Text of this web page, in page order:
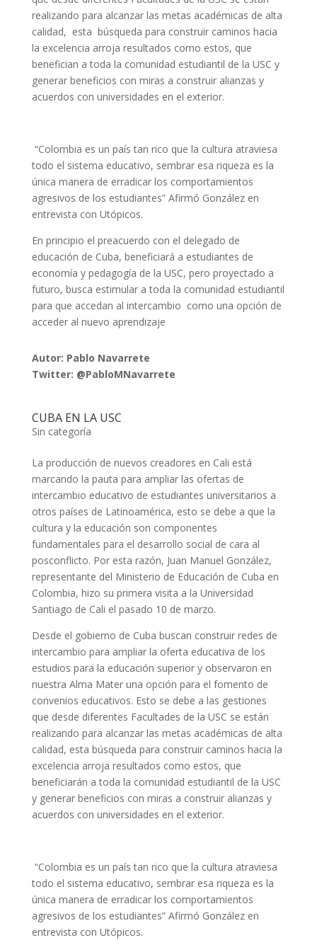
realizando para alcanzar las metas académicas de alta
calidad, esta búsqueda para construir caminos hacia
la excelencia arroja resultados como estos, que
benefician a toda la comunidad estudiantil de la USC y
generar beneficios con miras a construir alianzas y
acuerdos con universidades en el exterior.
“Colombia es un país tan rico que la cultura atraviesa
todo el sistema educativo, sembrar esa riqueza es la
única manera de erradicar los comportamientos
agresivos de los estudiantes” Afirmó González en
entrevista con Utópicos.
En principio el preacuerdo con el delegado de
educación de Cuba, beneficiará a estudiantes de
economía y pedagogía de la USC, pero proyectado a
futuro, busca estimular a toda la comunidad estudiantil
para que accedan al intercambio como una opción de
acceder al nuevo aprendizaje
Autor: Pablo Navarrete
Twitter: @PabloMNavarrete
CUBA EN LA USC
Sin categoría
La producción de nuevos creadores en Cali está
marcando la pauta para ampliar las ofertas de
intercambio educativo de estudiantes universitarios a
otros países de Latinoamérica, esto se debe a que la
cultura y la educación son componentes
fundamentales para el desarrollo social de cara al
posconflicto. Por esta razón, Juan Manuel González,
representante del Ministerio de Educación de Cuba en
Colombia, hizo su primera visita a la Universidad
Santiago de Cali el pasado 10 de marzo.
Desde el gobierno de Cuba buscan construir redes de
intercambio para ampliar la oferta educativa de los
estudios para la educación superior y observaron en
nuestra Alma Mater una opción para el fomento de
convenios educativos. Esto se debe a las gestiones
que desde diferentes Facultades de la USC se están
realizando para alcanzar las metas académicas de alta
calidad, esta búsqueda para construir caminos hacia la
excelencia arroja resultados como estos, que
beneficiarán a toda la comunidad estudiantil de la USC
y generar beneficios con miras a construir alianzas y
acuerdos con universidades en el exterior.
“Colombia es un país tan rico que la cultura atraviesa
todo el sistema educativo, sembrar esa riqueza es la
única manera de erradicar los comportamientos
agresivos de los estudiantes” Afirmó González en
entrevista con Utópicos.